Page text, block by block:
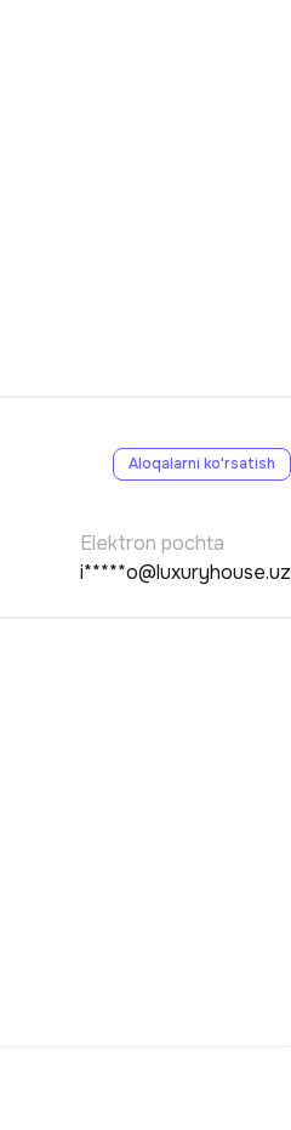
Aloqalarni ko'rsatish
Elektron pochta
i*****o@luxuryhouse.uz